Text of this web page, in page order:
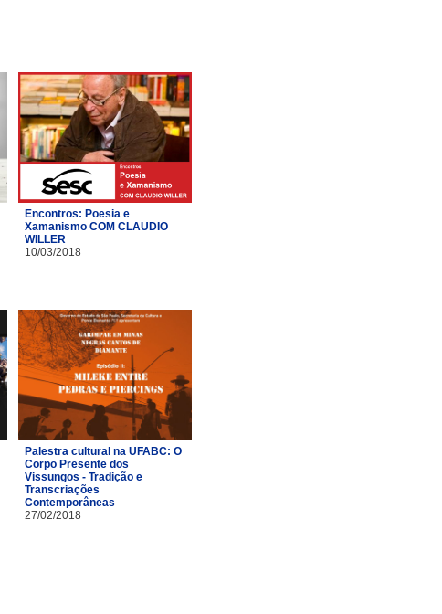
Encontros: Poesia e
Xamanismo COM CLAUDIO
WILLER
10/03/2018
Palestra cultural na UFABC: O
Corpo Presente dos
Vissungos - Tradição e
Transcriações
Contemporâneas
27/02/2018